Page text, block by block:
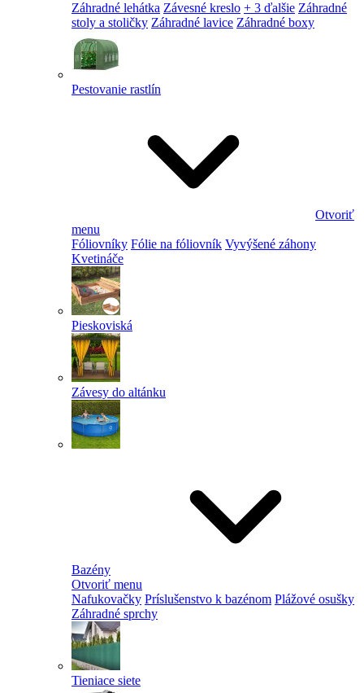
Záhradné lehátka Závesné kreslo + 3 ďalšie Záhradné
stoly a stoličky Záhradné lavice Záhradné boxy
Pestovanie rastlín
Otvoriť
menu
Fóliovníky Fólie na fóliovník Vyvýšené záhony
Kvetináče
Pieskoviská
Závesy do altánku
Bazény
Otvoriť menu
Nafukovačky Príslušenstvo k bazénom Plážové osušky
Záhradné sprchy
Tieniace siete